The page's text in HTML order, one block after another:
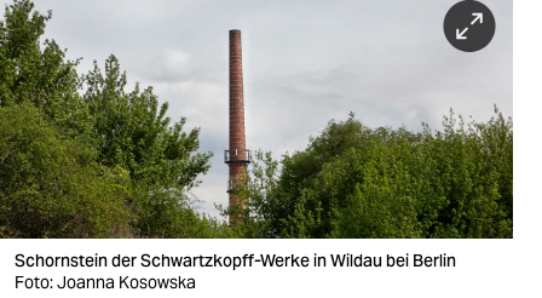
sport
berlin
nord
wahrheit
verlag
verlag
Schornstein der Schwartzkopff-Werke in Wildau bei Berlin
Foto: Joanna Kosowska